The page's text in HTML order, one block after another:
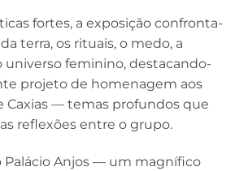
fortes, a exposição confronta-
terra, os rituais, o medo, a
universo feminino, destacando-
projeto de homenagem aos
Caxias — temas profundos que
reflexões entre o grupo.
Palácio Anjos — um magnífico